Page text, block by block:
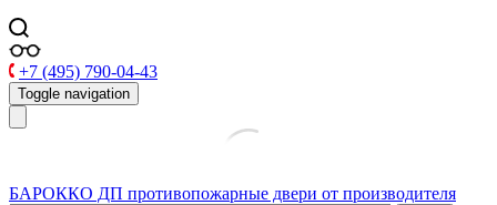
+7 (495) 790-04-43
Toggle navigation
БАРОККО ДП противопожарные двери от производителя